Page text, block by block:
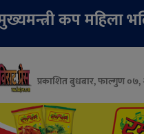
कप महिला
प्रकाशित बुधबार, फाल्गुण